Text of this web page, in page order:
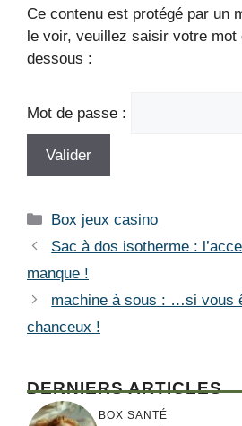
Ce contenu est protégé par un
le voir, veuillez saisir votre mot
dessous :
Mot de passe :
Catégories
Box jeux casino
Sac à dos isotherme :
manque !
machine à sous : …si vous
chanceux !
DERNIERS ARTICLES
BOX SANTÉ